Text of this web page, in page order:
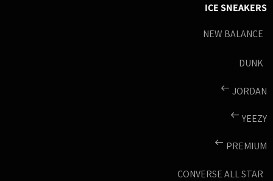
ICE SNEAKERS
NEW BALANCE
DUNK
JORDAN
YEEZY
PREMIUM
CONVERSE ALL STAR